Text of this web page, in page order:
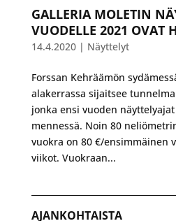
GALLERIA MOLETIN
VUODELLE 2021 OVAT
14.4.2020| Näyttelyt
Forssan Kehräämön
alakerrassa sijaitsee
jonka ensi vuoden
mennessä. Noin 80
vuokra on 80 €/ensimmäinen
viikot. Vuokraan...
AJANKOHTAISTA